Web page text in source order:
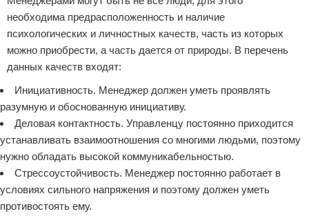
необходима предрасположенность и наличие
психологических и личностных качеств, часть из которых
можно приобрести, а часть дается от природы. В перечень
данных качеств входят:
Инициативность. Менеджер должен уметь проявлять
разумную и обоснованную инициативу.
Деловая контактность. Управленцу постоянно приходится
устанавливать взаимоотношения со многими людьми, поэтому
нужно обладать высокой коммуникабельностью.
Стрессоустойчивость. Менеджер постоянно работает в
условиях сильного напряжения и поэтому должен уметь
противостоять ему.